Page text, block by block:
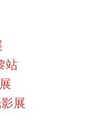
站
展